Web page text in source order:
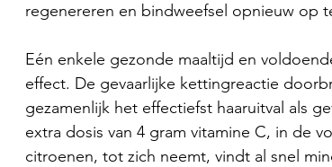
regenereren en bindweefsel opnieuw op
Eén enkele gezonde maaltijd en
effect. De gevaarlijke kettingreactie
gezamenlijk het effectiefst haaruitval als
extra dosis van 4 gram vitamine C, in de
citroenen, tot zich neemt, vindt al snel